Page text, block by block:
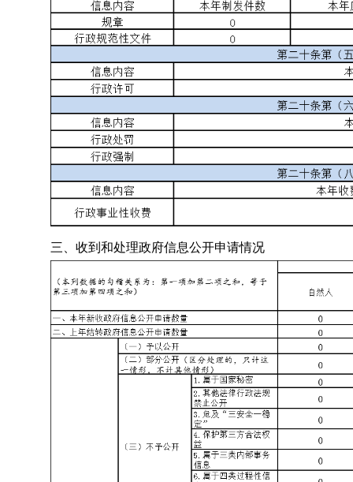
三、收到和处理政府信息公开申请情况